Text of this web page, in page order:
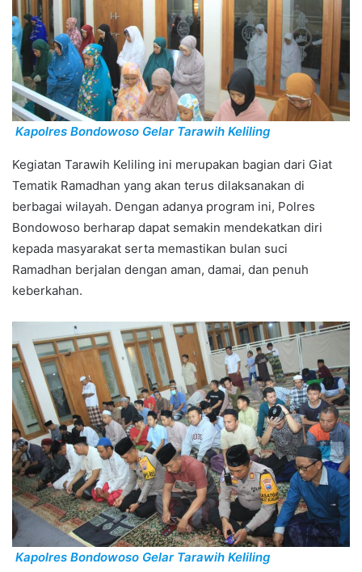
Kapolres Bondowoso Gelar Tarawih Keliling
Kegiatan Tarawih Keliling ini merupakan bagian dari Giat
Tematik Ramadhan yang akan terus dilaksanakan di
berbagai wilayah. Dengan adanya program ini, Polres
Bondowoso berharap dapat semakin mendekatkan diri
kepada masyarakat serta memastikan bulan suci
Ramadhan berjalan dengan aman, damai, dan penuh
keberkahan.
Kapolres Bondowoso Gelar Tarawih Keliling